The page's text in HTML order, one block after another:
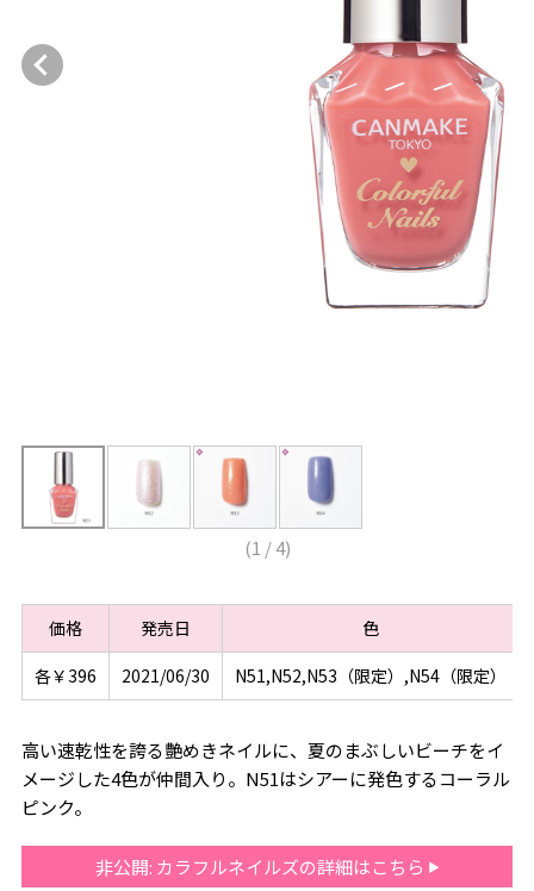
(1 /4)
価格 発売日
色
各￥396
2021/06/30 N51,N52,N53（限定）,N54（限定）
高い速乾性を誇る艶めきネイルに、夏のまぶしいビーチをイ
メージした4色が仲間入り。N51はシアーに発色するコーラル
ピンク。
非公開: カラフルネイルズの詳細はこちら